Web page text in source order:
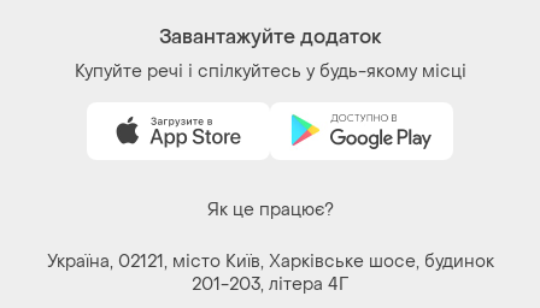
Завантажуйте додаток
Купуйте речі і спілкуйтесь у будь-якому місці
Як це працює?
Україна, 02121, місто Київ, Харківське шосе, будинок
201-203, літера 4Г